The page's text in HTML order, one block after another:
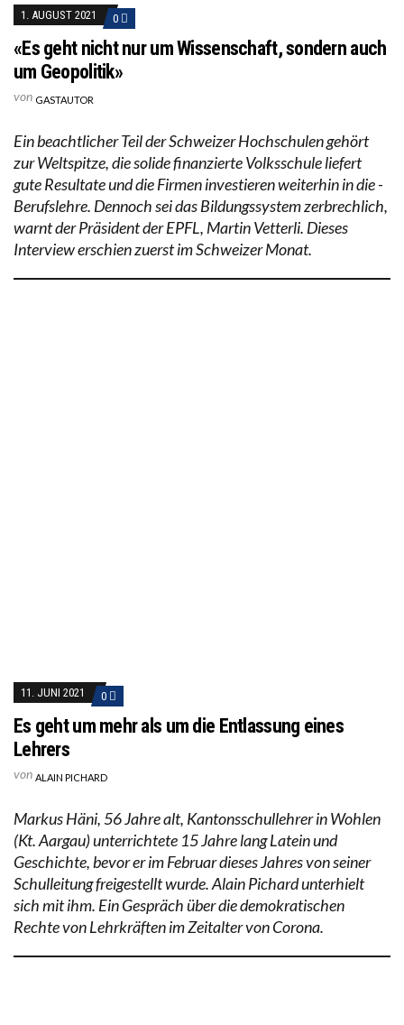
1. AUGUST 2021 0
«Es geht nicht nur um Wissenschaft, sondern auch
um Geopolitik»
von GASTAUTOR
Ein beachtlicher Teil der Schweizer Hochschulen gehört
zur Welt­spitze, die solide finanzierte Volksschule liefert
gute Resultate und die Firmen investieren weiterhin in die ­
Berufslehre. Dennoch sei das Bildungssystem zerbrechlich,
warnt der Präsident der EPFL, Martin Vetterli. Dieses
Interview erschien zuerst im Schweizer Monat.
11. JUNI 2021 0
Es geht um mehr als um die Entlassung eines
Lehrers
von ALAIN PICHARD
Markus Häni, 56 Jahre alt, Kantonsschullehrer in Wohlen
(Kt. Aargau) unterrichtete 15 Jahre lang Latein und
Geschichte, bevor er im Februar dieses Jahres von seiner
Schulleitung freigestellt wurde. Alain Pichard unterhielt
sich mit ihm. Ein Gespräch über die demokratischen
Rechte von Lehrkräften im Zeitalter von Corona.